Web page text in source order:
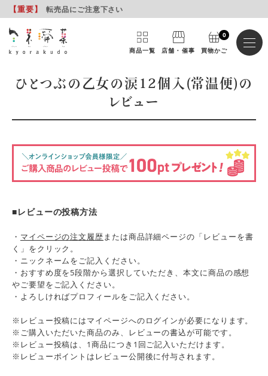
【重要】 転売品にご注意下さい
商品一覧 店舗・催事 買物かご
0
ひとつぶの乙女の涙12個入(常温便)の
レビュー
■レビューの投稿方法
・ マイページの注文履歴または商品詳細ページの「レビューを書
く」をクリック。
・ニックネームをご記入ください。
・おすすめ度を5段階から選択していただき、本文に商品の感想
やご要望をご記入ください。
・よろしければプロフィールをご記入ください。
※レビュー投稿にはマイページへのログインが必要になります。
※ご購入いただいた商品のみ、レビューの書込が可能です。
※レビュー投稿は、1商品につき1回ご記入いただけます。
※レビューポイントはレビュー公開後に付与されます。